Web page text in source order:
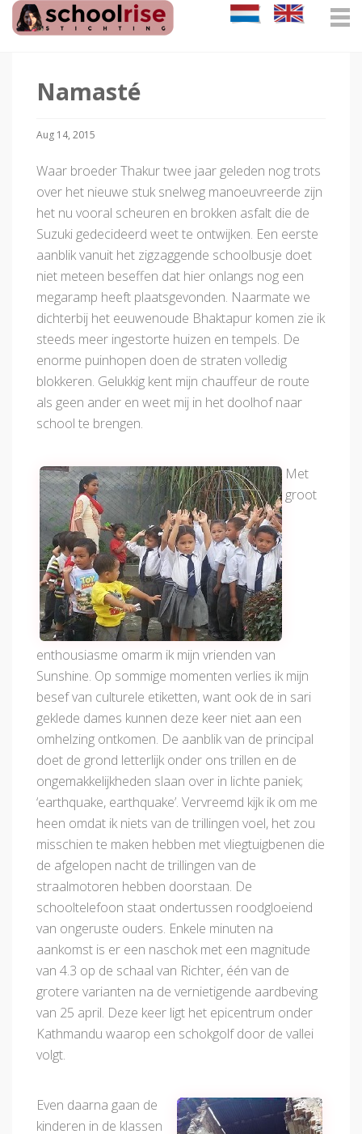
Namasté
Aug 14, 2015
Waar broeder Thakur twee jaar geleden nog trots
over het nieuwe stuk snelweg manoeuvreerde zijn
het nu vooral scheuren en brokken asfalt die de
Suzuki gedecideerd weet te ontwijken. Een eerste
aanblik vanuit het zigzaggende schoolbusje doet
niet meteen beseffen dat hier onlangs nog een
megaramp heeft plaatsgevonden. Naarmate we
dichterbij het eeuwenoude Bhaktapur komen zie ik
steeds meer ingestorte huizen en tempels. De
enorme puinhopen doen de straten volledig
blokkeren. Gelukkig kent mijn chauffeur de route
als geen ander en weet mij in het doolhof naar
school te brengen.
Met
groot
enthousiasme omarm ik mijn vrienden van
Sunshine. Op sommige momenten verlies ik mijn
besef van culturele etiketten, want ook de in sari
geklede dames kunnen deze keer niet aan een
omhelzing ontkomen. De aanblik van de principal
doet de grond letterlijk onder ons trillen en de
ongemakkelijkheden slaan over in lichte paniek;
‘earthquake, earthquake’. Vervreemd kijk ik om me
heen omdat ik niets van de trillingen voel, het zou
misschien te maken hebben met vliegtuigbenen die
de afgelopen nacht de trillingen van de
straalmotoren hebben doorstaan. De
schooltelefoon staat ondertussen roodgloeiend
van ongeruste ouders. Enkele minuten na
aankomst is er een naschok met een magnitude
van 4.3 op de schaal van Richter, één van de
grotere varianten na de vernietigende aardbeving
van 25 april. Deze keer ligt het epicentrum onder
Kathmandu waarop een schokgolf door de vallei
volgt.
Even daarna gaan de
kinderen in de klassen